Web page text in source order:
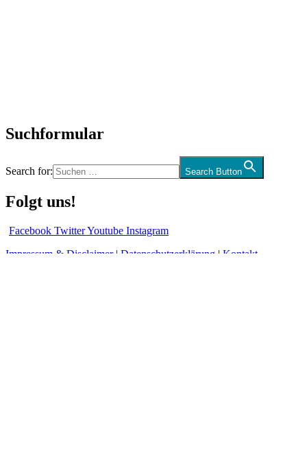
Suchformular
Search for: Search Button
Folgt uns!
Facebook TwitterYoutube Instagram
Impressum & Disclaimer| Datenschutzerklärung | Kontakt